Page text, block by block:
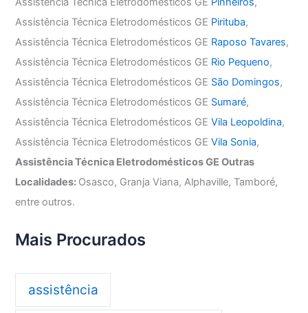
Assistência Técnica Eletrodomésticos GE Pirituba,
Assistência Técnica Eletrodomésticos GE Raposo Tavares,
Assistência Técnica Eletrodomésticos GE Rio Pequeno,
Assistência Técnica Eletrodomésticos GE São Domingos,
Assistência Técnica Eletrodomésticos GE Sumaré,
Assistência Técnica Eletrodomésticos GEVila Leopoldina,
Assistência Técnica Eletrodomésticos GEVila Sonia,
Assistência Técnica Eletrodomésticos GE Outras
Localidades: Osasco, Granja Viana, Alphaville, Tamboré,
entre outros.
Mais Procurados
assistência